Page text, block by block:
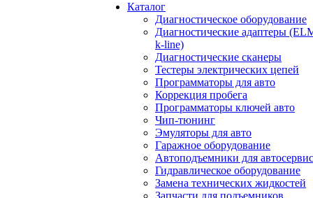
Каталог
Диагностическое оборудование
Диагностические адаптеры
k-line)
Диагностические сканеры
Тестеры электрических цепей
Программаторы для авто
Коррекция пробега
Программаторы ключей авто
Чип-тюнинг
Эмуляторы для авто
Гаражное оборудование
Автоподъемники для
Гидравлическое оборудование
Замена технических жидкостей
Запчасти для подъемников